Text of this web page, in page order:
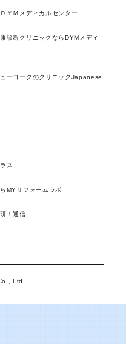
ＹＭメディカルセンター
診断クリニックならDYMメディ
ーヨークのクリニックJapanese
ス
MYリフォームラボ
！通信
Ltd.